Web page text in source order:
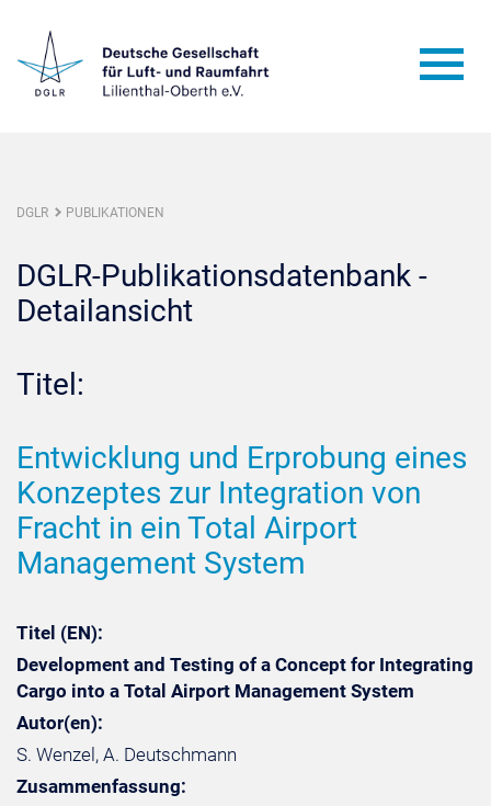
DGLR PUBLIKATIONEN
DGLR-Publikationsdatenbank -
Detailansicht
Titel:
Entwicklung und Erprobung eines
Konzeptes zur Integration von
Fracht in ein Total Airport
Management System
Titel (EN):
Development and Testing of a Concept for Integrating
Cargo into a Total Airport Management System
Autor(en):
S. Wenzel, A. Deutschmann
Zusammenfassung: